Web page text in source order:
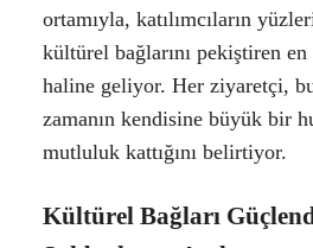
ortamıyla, katılımcıların
kültürel bağlarını pekiştiren
haline geliyor. Her ziyaretçi,
zamanın kendisine büyük bir
mutluluk kattığını belirtiyor.
Kültürel Bağları